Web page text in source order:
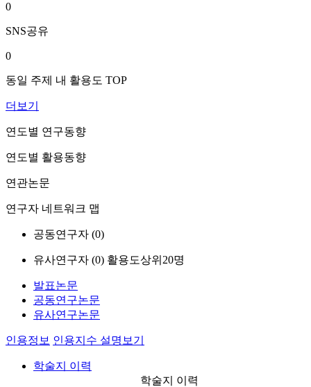
0
SNS공유
0
동일 주제 내 활용도 TOP
더보기
연도별 연구동향
연도별 활용동향
연관논문
연구자 네트워크 맵
공동연구자 (0)
유사연구자 (0) 활용도상위20명
발표논문
공동연구논문
유사연구논문
인용정보 인용지수 설명보기
학술지 이력
학술지 이력